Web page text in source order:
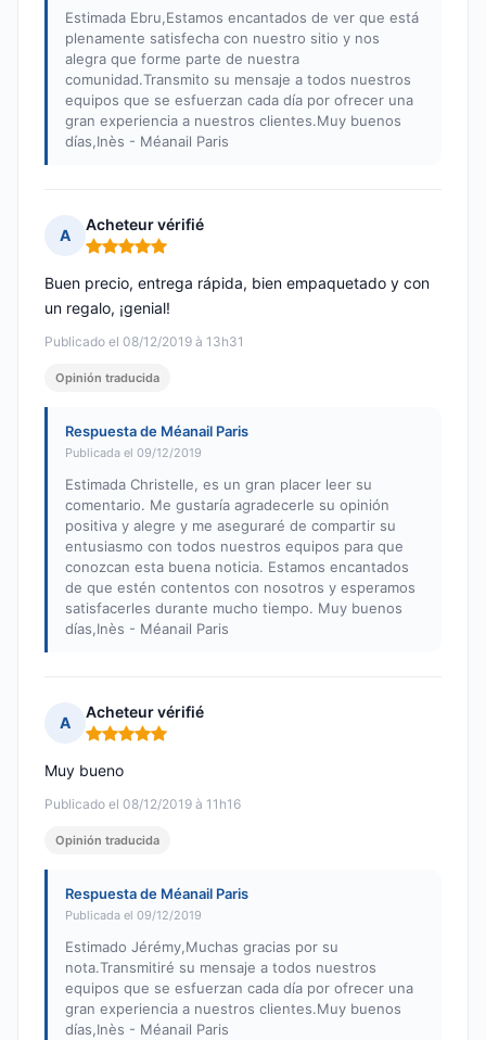
Estimada Ebru,Estamos encantados de ver que está
plenamente satisfecha con nuestro sitio y nos
alegra que forme parte de nuestra
comunidad.Transmito su mensaje a todos nuestros
equipos que se esfuerzan cada día por ofrecer una
gran experiencia a nuestros clientes.Muy buenos
días,Inès - Méanail Paris
A
Acheteur vérifié
Nota: 5 de 5
Publicado el 08/12/2019 à 13h31
Buen precio, entrega rápida, bien empaquetado y con
un regalo, ¡genial!
Opinión traducida
Respuesta de Méanail Paris
Publicada el 09/12/2019
Estimada Christelle, es un gran placer leer su
comentario. Me gustaría agradecerle su opinión
positiva y alegre y me aseguraré de compartir su
entusiasmo con todos nuestros equipos para que
conozcan esta buena noticia. Estamos encantados
de que estén contentos con nosotros y esperamos
satisfacerles durante mucho tiempo. Muy buenos
días,Inès - Méanail Paris
A
Acheteur vérifié
Nota: 5 de 5
Publicado el 08/12/2019 à 11h16
Muy bueno
Opinión traducida
Respuesta de Méanail Paris
Publicada el 09/12/2019
Estimado Jérémy,Muchas gracias por su
nota.Transmitiré su mensaje a todos nuestros
equipos que se esfuerzan cada día por ofrecer una
gran experiencia a nuestros clientes.Muy buenos
días,Inès - Méanail Paris